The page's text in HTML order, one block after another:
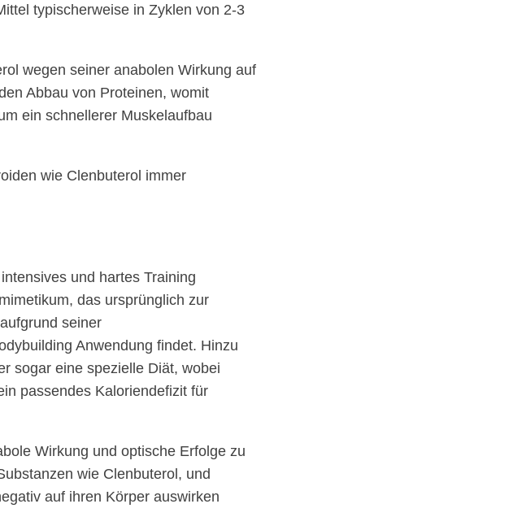
typischerweise in Zyklen von 2-3
wegen seiner anabolen Wirkung auf
Abbau von Proteinen, womit
ein schnellerer Muskelaufbau
wie Clenbuterol immer
und hartes Training
das ursprünglich zur
seiner
Anwendung findet. Hinzu
sogar eine spezielle Diät, wobei
passendes Kaloriendefizit für
Wirkung und optische Erfolge zu
wie Clenbuterol, und
auf ihren Körper auswirken